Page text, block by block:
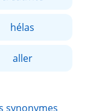
hélas
aller
synonymes